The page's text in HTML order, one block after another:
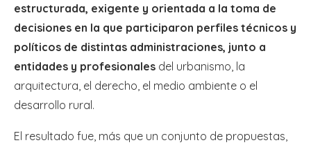
estructurada, exigente y orientada a la toma de
decisiones en la que participaron perfiles técnicos y
políticos de distintas administraciones, junto a
entidades y profesionales del urbanismo, la
arquitectura, el derecho, el medio ambiente o el
desarrollo rural.
El resultado fue, más que un conjunto de propuestas,